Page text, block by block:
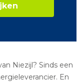
Niezijl? Sinds een
En